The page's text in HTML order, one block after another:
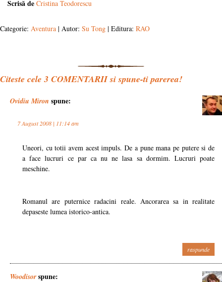
Scrisă de Cristina Teodorescu
Categorie: Aventura | Autor: Su Tong | Editura: RAO
Citeste cele3 COMENTARII si spune-ti parerea!
Ovidiu Miron spune:
7 August 2008 | 11:14 am
Uneori, cu totii avem acest impuls. De a pune mana pe putere si de
a face lucruri ce par ca nu ne lasa sa dormim. Lucruri poate
meschine.
Romanul are puternice radacini reale. Ancorarea sa in realitate
depaseste lumea istorico-antica.
raspunde
Woodisor spune: